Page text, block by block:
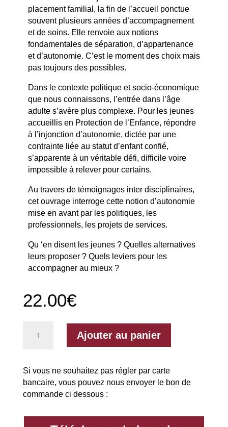
placement familial, la fin de l’accueil ponctue
souvent plusieurs années d’accompagnement
et de soins. Elle renvoie aux notions
fondamentales de séparation, d’appartenance
et d’autonomie. C’est le moment des choix mais
pas toujours des possibles.
Dans le contexte politique et socio-économique
que nous connaissons, l’entrée dans l’âge
adulte s’avère plus complexe. Pour les jeunes
accueillis en Protection de l’Enfance, répondre
à l’injonction d’autonomie, dictée par une
contrainte liée au statut d’enfant confié,
s’apparente à un véritable défi, difficile voire
impossible à relever pour certains.
Au travers de témoignages inter disciplinaires,
cet ouvrage interroge cette notion d’autonomie
mise en avant par les politiques, les
professionnels, les projets de services.
Qu ‘en disent les jeunes ? Quelles alternatives
leurs proposer ? Quels leviers pour les
accompagner au mieux ?
22.00€
-
Bon
anniversaire
Ajouter au panier
Si vous ne souhaitez pas régler par carte
bancaire, vous pouvez nous envoyer le bon de
commande ci dessous :